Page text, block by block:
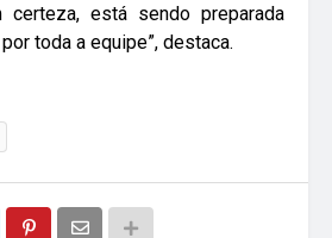
certeza, está sendo preparada
toda a equipe”, destaca.